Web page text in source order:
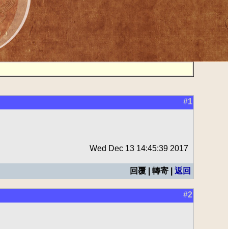
#1
Wed Dec 13 14:45:39 2017
回覆 | 轉寄 | 返回
#2